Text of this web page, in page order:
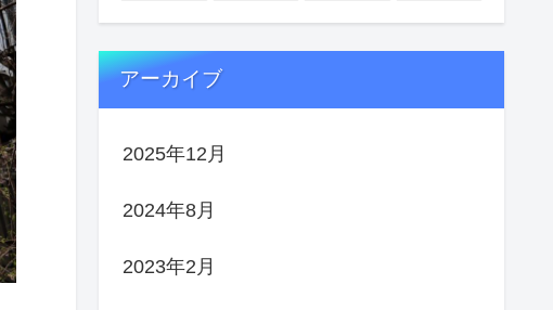
アーカイブ
2025年12月
2024年8月
2023年2月